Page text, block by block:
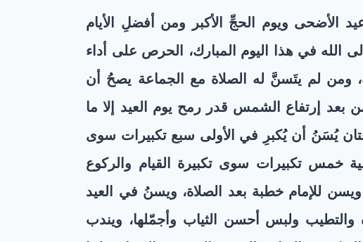
الأضحى ويوم الحجِّ الأكبر ومن أفضلِ الأيام
الله في هذا اليوم المبارك، الحرص على أداء
ومن لم يتَسنَّ له الصلاة مع الجماعة يصحُ أن
بعد إرتفاع الشمس قدر رمح يوم العيد إلا ما
يُسَنُ أن يُكبرِ في الأولى سبع تكبيرات سوى
خمس تكبيرات سوى تكبيرة القيام والركوع
ويسن للإمام خطبة بعد الصلاة، ويسنُ في العيد
والتطيب ولبس أحسن الثياب وأجمّلها، ويندب